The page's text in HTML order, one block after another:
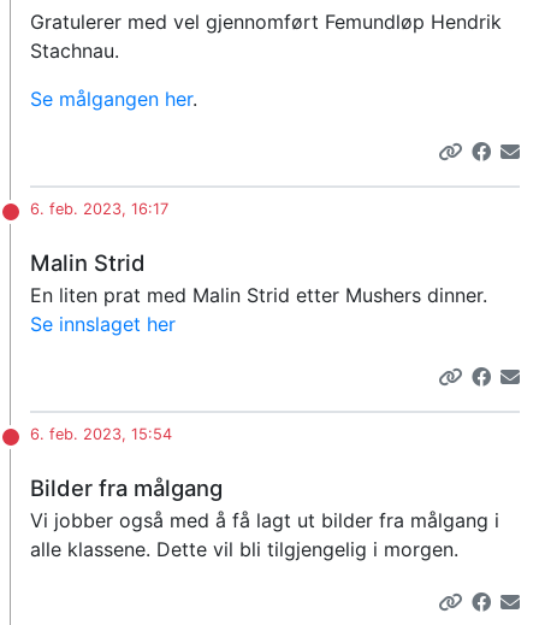
Gratulerer med vel gjennomført Femundløp Hendrik
Stachnau.
Se målgangen her.
6. feb. 2023, 16:17
Malin Strid
En liten prat med Malin Strid etter Mushers dinner.
Se innslaget her
6. feb. 2023, 15:54
Bilder fra målgang
Vi jobber også med å få lagt ut bilder fra målgang i
alle klassene. Dette vil bli tilgjengelig i morgen.